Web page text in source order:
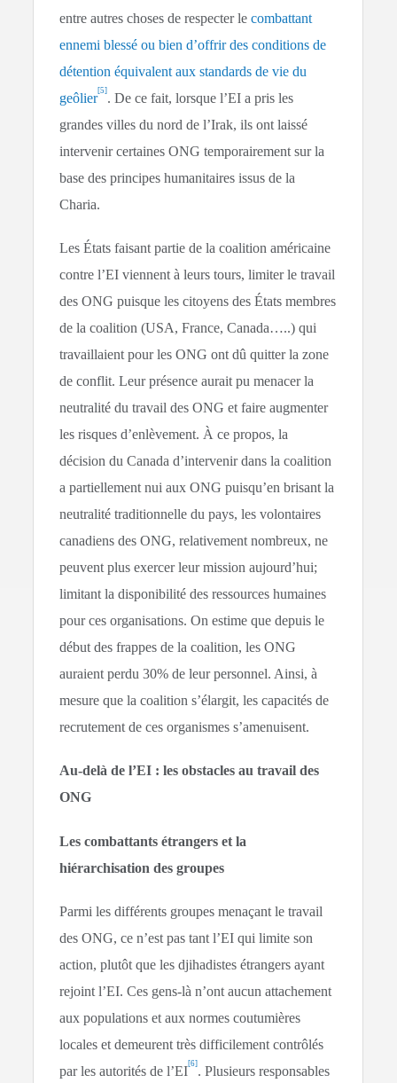
entre autres choses de respecter lecombattant
ennemi blessé ou bien d’offrir des conditions de
détention équivalent aux standards de vie du
geôlier[5] . De ce fait, lorsque l’EI a pris les
grandes villes du nord de l’Irak, ils ont laissé
intervenir certaines ONG temporairement sur la
base des principes humanitaires issus de la
Charia.
Les États faisant partie de la coalition américaine
contre l’EI viennent à leurs tours, limiter le travail
des ONG puisque les citoyens des États membres
de la coalition (USA, France, Canada…..) qui
travaillaient pour les ONG ont dû quitter la zone
de conflit. Leur présence aurait pu menacer la
neutralité du travail des ONG et faire augmenter
les risques d’enlèvement. À ce propos, la
décision du Canada d’intervenir dans la coalition
a partiellement nui aux ONG puisqu’en brisant la
neutralité traditionnelle du pays, les volontaires
canadiens des ONG, relativement nombreux, ne
peuvent plus exercer leur mission aujourd’hui;
limitant la disponibilité des ressources humaines
pour ces organisations. On estime que depuis le
début des frappes de la coalition, les ONG
auraient perdu 30% de leur personnel. Ainsi, à
mesure que la coalition s’élargit, les capacités de
recrutement de ces organismes s’amenuisent.
Au-delàde l’EI : les obstacles au travail des
ONG
Les combattants étrangers et la
hiérarchisation des groupes
Parmi les différents groupes menaçant le travail
des ONG, ce n’est pas tant l’EI qui limite son
action, plutôt que les djihadistes étrangers ayant
rejoint l’EI. Ces gens-là n’ont aucun attachement
aux populations et aux normes coutumières
locales et demeurent très difficilement contrôlés
par les autorités de l’EI[6] . Plusieurs responsables